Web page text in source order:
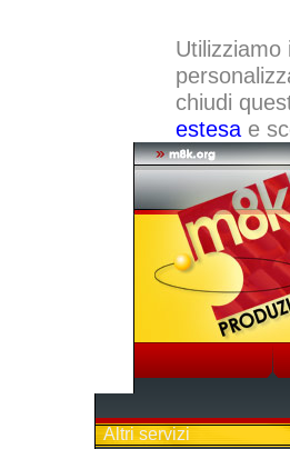
chiudi
estesae
Altri servizi